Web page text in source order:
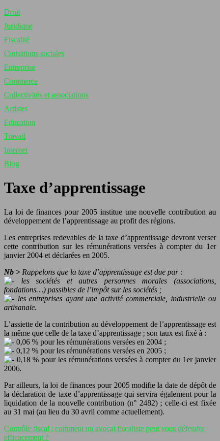
Droit
Juridique
Fiscalité
Cotisations sociales
Entreprise
Commerce
Collectivités et associations
Artistes
Education
Travail
Internet
Blog
Taxe d’apprentissage
La loi de finances pour 2005 institue une nouvelle contribution au
développement de l’apprentissage au profit des régions.
Les entreprises redevables de la taxe d’apprentissage devront verser
cette contribution sur les rémunérations versées à compter du 1er
janvier 2004 et déclarées en 2005.
Nb > Rappelons que la taxe d’apprentissage est due par :
les sociétés et autres personnes morales (associations,
fondations…) passibles de l’impôt sur les sociétés ;
les entreprises ayant une activité commerciale, industrielle ou
artisanale.
L’assiette de la contribution au développement de l’apprentissage est
la même que celle de la taxe d’apprentissage ; son taux est fixé à :
0,06 % pour les rémunérations versées en 2004 ;
0,12 % pour les rémunérations versées en 2005 ;
0,18 % pour les rémunérations versées à compter du 1er janvier
2006.
Par ailleurs, la loi de finances pour 2005 modifie la date de dépôt de
la déclaration de taxe d’apprentissage qui servira également pour la
liquidation de la nouvelle contribution (n° 2482) ; celle-ci est fixée
au 31 mai (au lieu du 30 avril comme actuellement).
Contrôle fiscal : comment un avocat fiscaliste peut vous défendre
efficacement ?